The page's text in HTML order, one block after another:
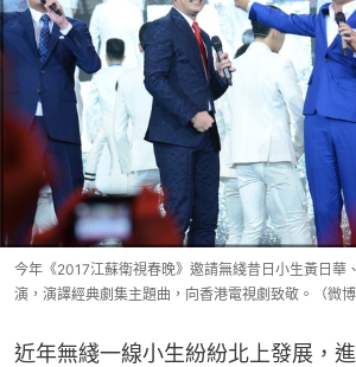
今年《2017江蘇衛視春晚》邀請無綫昔日小生黃日華
演，演譯經典劇集主題曲，向香港電視劇致敬。（微博
近年無綫一線小生紛紛北上發展，